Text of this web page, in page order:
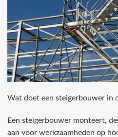
Wat doet een steigerbouwer in
Een steigerbouwer monteert,
aan voor werkzaamheden op